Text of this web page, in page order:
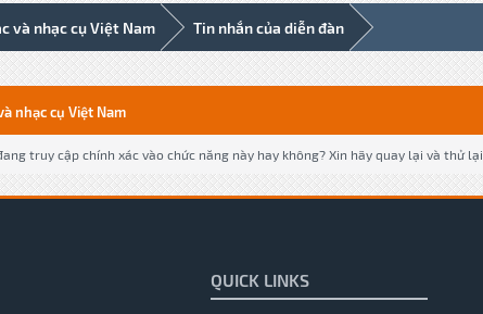
và nhạc cụ Việt Nam Tin nhắn của diễn đàn
nhạc cụ Việt Nam
truy cập chính xác vào chức năng này hay không? Xin hãy quay lại và thử lại.
QUICK LINKS